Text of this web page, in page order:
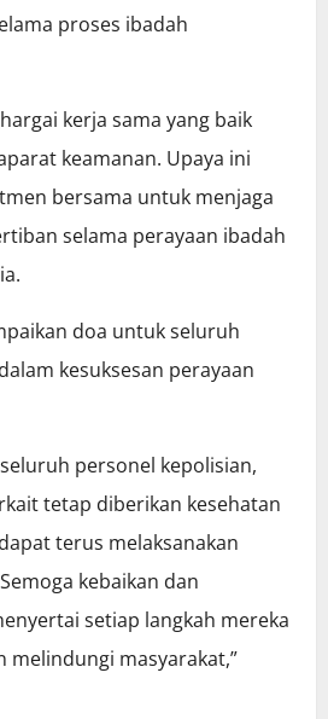
proses ibadah
kerja sama yang baik
keamanan. Upaya ini
bersama untuk menjaga
selama perayaan ibadah
doa untuk seluruh
kesuksesan perayaan
personel kepolisian,
tetap diberikan kesehatan
terus melaksanakan
kebaikan dan
setiap langkah mereka
melindungi masyarakat,”